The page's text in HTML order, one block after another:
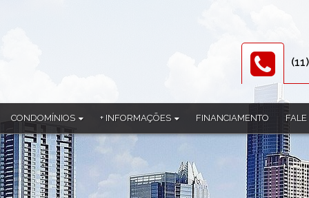
CONDOMÍNIOS
Alpes de Guararema
Aruã
Barcelona
Bella Citá
+ INFORMAÇÕES
Parceiros
FINANCIAMENTO